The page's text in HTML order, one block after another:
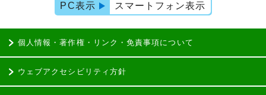
PC表示 スマートフォン表示
個人情報・著作権・リンク・免責事項について
ウェブアクセシビリティ方針